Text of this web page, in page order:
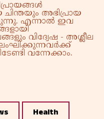
ചിന്തയും അഭിപ്രായ
എന്നാൽ ഇവ
വിദ്വേഷ - അശ്ലീല
വന്നേക്കാം.
Health